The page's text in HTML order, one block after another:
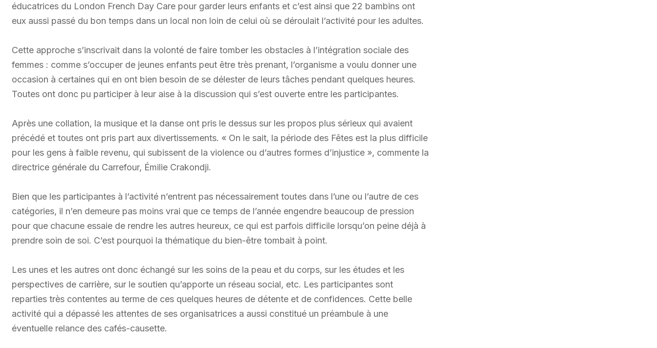
éducatrices du London French Day Care pour garder leurs enfants et c’est ainsi que 22 bambins ont
eux aussi passé du bon temps dans un local non loin de celui où se déroulait l’activité pour les adultes.
Cette approche s’inscrivait dans la volonté de faire tomber les obstacles à l’intégration sociale des
femmes : comme s’occuper de jeunes enfants peut être très prenant, l’organisme a voulu donner une
occasion à certaines qui en ont bien besoin de se délester de leurs tâches pendant quelques heures.
Toutes ont donc pu participer à leur aise à la discussion qui s’est ouverte entre les participantes.
Après une collation, la musique et la danse ont pris le dessus sur les propos plus sérieux qui avaient
précédé et toutes ont pris part aux divertissements. « On le sait, la période des Fêtes est la plus difficile
pour les gens à faible revenu, qui subissent de la violence ou d’autres formes d’injustice », commente la
directrice générale du Carrefour, Émilie Crakondji.
Bien que les participantes à l’activité n’entrent pas nécessairement toutes dans l’une ou l’autre de ces
catégories, il n’en demeure pas moins vrai que ce temps de l’année engendre beaucoup de pression
pour que chacune essaie de rendre les autres heureux, ce qui est parfois difficile lorsqu’on peine déjà à
prendre soin de soi. C’est pourquoi la thématique du bien-être tombait à point.
Les unes et les autres ont donc échangé sur les soins de la peau et du corps, sur les études et les
perspectives de carrière, sur le soutien qu’apporte un réseau social, etc. Les participantes sont
reparties très contentes au terme de ces quelques heures de détente et de confidences. Cette belle
activité qui a dépassé les attentes de ses organisatrices a aussi constitué un préambule à une
éventuelle relance des cafés-causette.